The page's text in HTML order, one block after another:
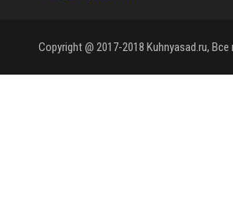
Copyright @ 2017-2018 Kuhnyasad.ru,